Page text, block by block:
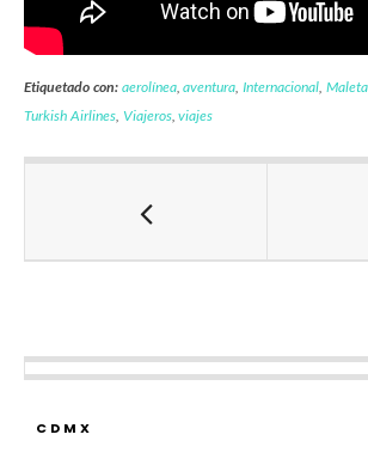
Etiquetado con: aerolínea,aventura Internacional ,
Turkish Airlines, Viajeros,viajes
CDMX